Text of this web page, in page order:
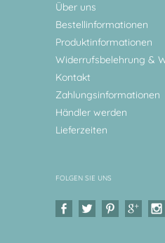
Über uns
Bestellinformationen
Produktinformationen
Widerrufsbelehrung &
Kontakt
Zahlungsinformationen
Händler werden
Lieferzeiten
FOLGEN SIE UNS